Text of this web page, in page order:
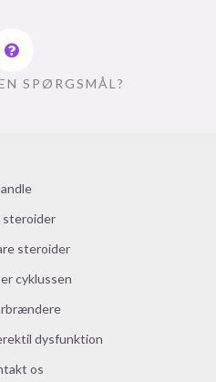
SPØRGSMÅL?
steroider
steroider
cyklussen
dysfunktion
os